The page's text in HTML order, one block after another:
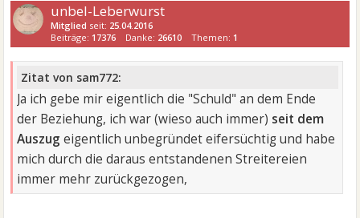
unbel-Leberwurst
Mitglied seit: 25.04.2016
Beiträge: 17376 Danke: 26610 Themen: 1
Zitat von sam772:
Ja ich gebe mir eigentlich die "Schuld" an dem Ende
der Beziehung, ich war (wieso auch immer) seit dem
Auszugeigentlich unbegründet eifersüchtig und habe
mich durch die daraus entstandenen Streitereien
immer mehr zurückgezogen,